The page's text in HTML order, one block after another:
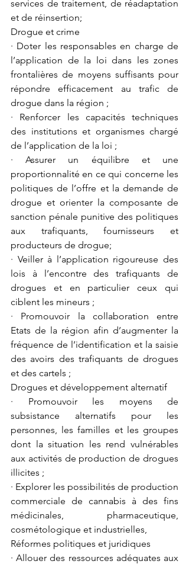
services de traitement, de réadaptation
et de réinsertion;
Drogue et crime
· Doter les responsables en charge de
l’application de la loi dans les zones
frontalières de moyens suffisants pour
répondre efficacement au trafic de
drogue dans la région ;
· Renforcer les capacités techniques
des institutions et organismes chargé
de l’application de la loi ;
· Assurer un équilibre et une
proportionnalité en ce qui concerne les
politiques de l’offre et la demande de
drogue et orienter la composante de
sanction pénale punitive des politiques
aux trafiquants, fournisseurs et
producteurs de drogue;
· Veiller à l’application rigoureuse des
lois à l’encontre des trafiquants de
drogues et en particulier ceux qui
ciblent les mineurs ;
· Promouvoir la collaboration entre
Etats de la région afin d’augmenter la
fréquence de l’identification et la saisie
des avoirs des trafiquants de drogues
et des cartels ;
Drogues et développement alternatif
· Promouvoir les moyens de
subsistance alternatifs pour les
personnes, les familles et les groupes
dont la situation les rend vulnérables
aux activités de production de drogues
illicites ;
· Explorer les possibilités de production
commerciale de cannabis à des fins
médicinales, pharmaceutique,
cosmétologique et industrielles,
Réformes politiques et juridiques
· Allouer des ressources adéquates aux